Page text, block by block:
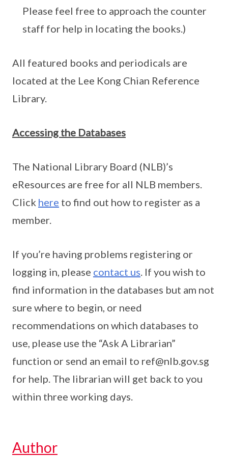
Please feel free to approach the counter
staff for help in locating the books.)
All featured books and periodicals are
located at the Lee Kong Chian Reference
Library.
Accessing the Databases
The National Library Board (NLB)’s
eResources are free for all NLB members.
Click here to find out how to register as a
member.
If you’re having problems registering or
logging in, please contact us. If you wish to
find information in the databases but am not
sure where to begin, or need
recommendations on which databases to
use, please use the “Ask A Librarian”
function or send an email to ref@nlb.gov.sg
for help. The librarian will get back to you
within three working days.
Author